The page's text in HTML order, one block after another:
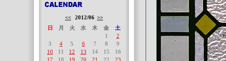
<< 2012/06 >>
日
月 火 水 木 金
土
1
2
3
4 5 6 7 8
9
10
11 12 13 14 15
16
17
18 19 20 21 22
23